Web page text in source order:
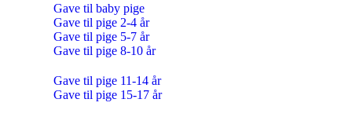
Gave til baby pige
Gave til pige 2-4 år
Gave til pige 5-7 år
Gave til pige 8-10 år
Gave til pige 11-14 år
Gave til pige 15-17 år